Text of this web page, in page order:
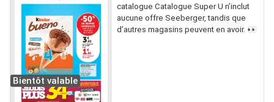
Bientôt valable
catalogue Catalogue Super U n’inclut
aucune offre Seeberger, tandis que
d’autres magasins peuvent en avoir. 👀